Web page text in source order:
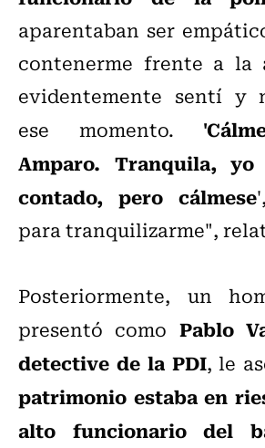
aparentaban ser
contenerme frente a la
evidentemente sentí y
ese momento.
Amparo. Tranquila,
contado, pero cálmese
para tranquilizarme",
Posteriormente, un
presentó como Pablo
detective de la PDI, le
patrimonio estaba en
alto funcionario del